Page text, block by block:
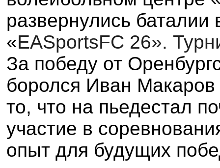
развернулись баталии
«EASportsFC 26».
За победу от
боролся Иван
то, что на пьедестал
участие в
опыт для будущих